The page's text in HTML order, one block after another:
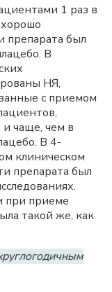
1 раз в
препарата был
В
НЯ,
с приемом
и чаще, чем в
В 4-
клиническом
препарата был
при приеме
такой же, как